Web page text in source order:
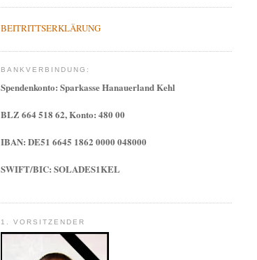
BEITRITTSERKLÄRUNG
BANKVERBINDUNG:
Spendenkonto: Sparkasse Hanauerland Kehl
BLZ 664 518 62, Konto: 480 00
IBAN: DE51 6645 1862 0000 048000
SWIFT/BIC: SOLADES1KEL
1. VORSITZENDER